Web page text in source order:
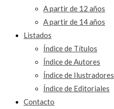
A partir de 12 años
A partir de 14 años
Listados
Índice de Títulos
Índice de Autores
Índice de Ilustradores
Índice de Editoriales
Contacto